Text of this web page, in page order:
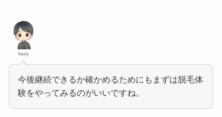
kazy
今後継続できるか確かめるためにもまずは脱毛体
験をやってみるのがいいですね。